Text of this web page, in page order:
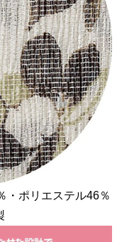
・ポリエステル46％